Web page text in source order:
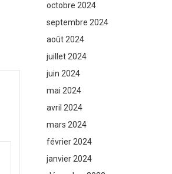
octobre 2024
septembre 2024
août 2024
juillet 2024
juin 2024
mai 2024
avril 2024
mars 2024
février 2024
janvier 2024